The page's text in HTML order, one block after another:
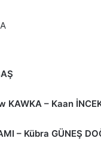
AKBAŞ
KAWKA – Kaan
– Kübra GÜNEŞ